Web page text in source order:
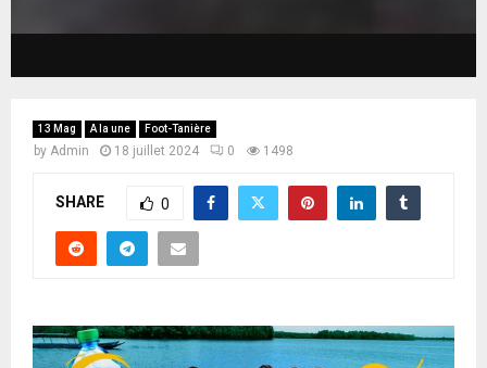
13 Mag A la une Foot-Tanière
by Admin 18 juillet 2024 0 1498
SHARE 0